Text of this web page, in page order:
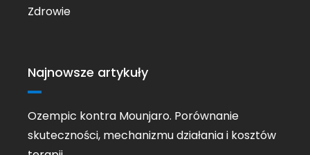
Zdrowie
Najnowsze artykuły
Ozempic kontra Mounjaro. Porównanie
skuteczności, mechanizmu działania i kosztów